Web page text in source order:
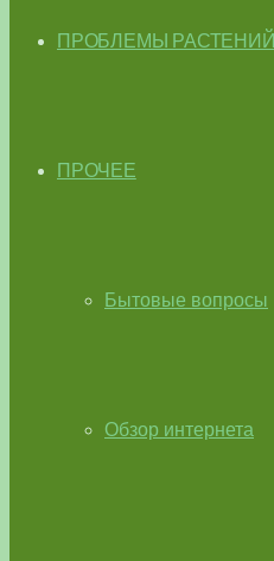
ПРОБЛЕМЫ РАСТЕНИЙ
ПРОЧЕЕ
Бытовые вопросы
Обзор интернета